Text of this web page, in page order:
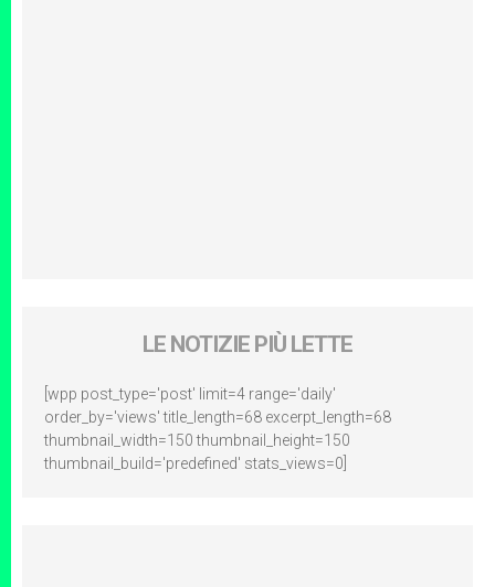
LE NOTIZIE PIÙ LETTE
[wpp post_type='post' limit=4 range='daily'
order_by='views' title_length=68 excerpt_length=68
thumbnail_width=150 thumbnail_height=150
thumbnail_build='predefined' stats_views=0]